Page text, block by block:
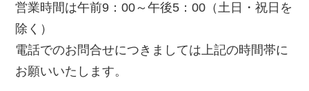
営業時間は午前9：00～午後5：00（土日・祝日を
除く）
電話でのお問合せにつきましては上記の時間帯に
お願いいたします。